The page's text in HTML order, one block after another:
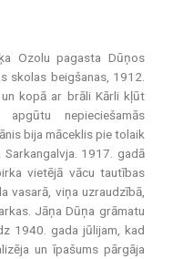
Ozolu pagasta Dūņos
skolas beigšanas, 1912.
kopā ar brāli Kārli kļūt
nepieciešamās
bija māceklis pie tolaik
1917. gadā
vietējā vācu tautības
vasarā, viņa uzraudzībā,
Jāņa Dūņa grāmatu
1940. gada jūlijam, kad
un īpašums pārgāja